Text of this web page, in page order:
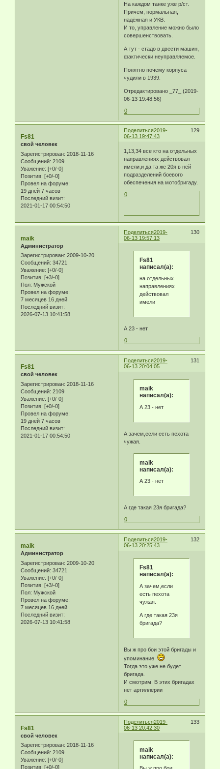
На каждом танке уже р/ст.
Причем, нормальная,
надёжная и УКВ.
И то, управление можно было
совершенствовать.
А тут - стадо в двести машин,
фактически неуправляемое.
Понятно почему корпуса
чудили в 1939.
Отредактировано _77_ (2019-
06-13 19:48:56)
0
Поделиться 129
2019-
06-13 19:47:43
Fs81
свой человек
Зарегистрирован: 2018-11-16
Сообщений: 2109
Уважение: [+0/-0]
Позитив: [+0/-0]
Провел на форуме:
19 дней 7 часов
Последний визит:
2021-01-17 00:54:50
1,13,34 все кто на отдельных
направлениях действовал
имели,и да та же 20я в ней
подразделений боевого
обеспечения на мотобригаду.
0
Поделиться 130
2019-
06-13 19:57:13
maik
Администратор
Зарегистрирован: 2009-10-20
Сообщений: 34721
Уважение: [+0/-0]
Позитив: [+3/-0]
Пол: Мужской
Провел на форуме:
7 месяцев 16 дней
Последний визит:
2026-07-13 10:41:58
Fs81
написал(а):
на отдельных
направлениях
действовал
имели
А 23 - нет
0
Поделиться 131
2019-
06-13 20:04:05
Fs81
свой человек
Зарегистрирован: 2018-11-16
Сообщений: 2109
Уважение: [+0/-0]
Позитив: [+0/-0]
Провел на форуме:
19 дней 7 часов
Последний визит:
2021-01-17 00:54:50
maik
написал(а):
А 23 - нет
А зачем,если есть пехота
чужая.
maik
написал(а):
А 23 - нет
А где такая 23я бригада?
0
Поделиться 132
2019-
06-13 20:25:43
maik
Администратор
Зарегистрирован: 2009-10-20
Сообщений: 34721
Уважение: [+0/-0]
Позитив: [+3/-0]
Пол: Мужской
Провел на форуме:
7 месяцев 16 дней
Последний визит:
2026-07-13 10:41:58
Fs81
написал(а):
А зачем,если
есть пехота
чужая.
А где такая 23я
бригада?
Вы ж про бои этой бригады и
упоминание
Тогда это уже не будет
бригада.
И смотрим. В этих бригадах
нет артиллерии
0
Поделиться 133
2019-
06-13 20:42:30
Fs81
свой человек
Зарегистрирован: 2018-11-16
Сообщений: 2109
Уважение: [+0/-0]
Позитив: [+0/-0]
maik
написал(а):